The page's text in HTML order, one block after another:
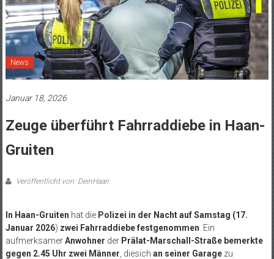
News
Januar 18, 2026
Zeuge überführt Fahrraddiebe in Haan-
Gruiten
Veröffentlicht von: DeinHaan
In Haan-Gruiten hat die Polizei in der Nacht auf Samstag (17.
Januar 2026) zwei Fahrraddiebe festgenommen . Ein
aufmerksamerAnwohner der Prälat-Marschall-Straße bemerkte
gegen 2.45 Uhr zwei Männer , diesich an seiner Garagezu